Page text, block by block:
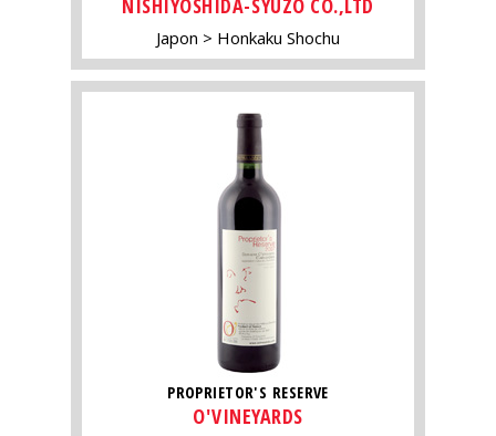
Japon Honkaku Shochu
PROPRIETOR'S RESERVE
O'VINEYARDS